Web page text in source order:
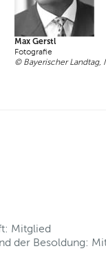
Max Gerstl
Fotografie
© Bayerischer Landtag,
Mitglied
der Besoldung: